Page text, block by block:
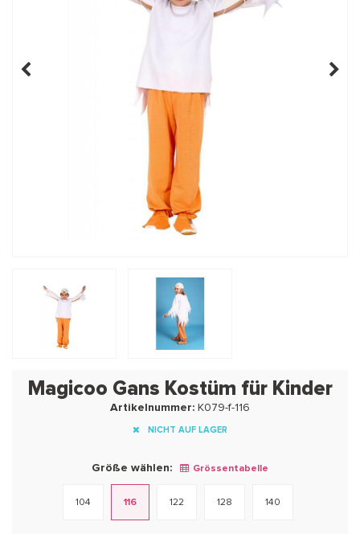
Magicoo Gans Kostüm für Kinder
Artikelnummer: K079-f-116
NICHT AUF LAGER
Größe wählen: Grössentabelle
104 116 122 128 140